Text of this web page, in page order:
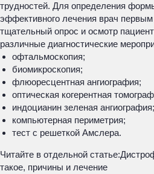
трудностей. Для определения
эффективного лечения врач
тщательный опрос и осмотр
различные диагностические
офтальмоскопия;
биомикроскопия;
флюоресцентная ангиография;
оптическая когерентная
индоцианин зеленая ангиография;
компьютерная периметрия;
тест с решеткой Амслера.
Читайте в отдельной статье:
такое, причины и лечение